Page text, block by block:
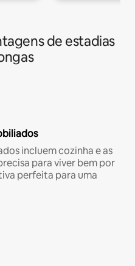
de estadias
incluem cozinha e as
para viver bem por
perfeita para uma